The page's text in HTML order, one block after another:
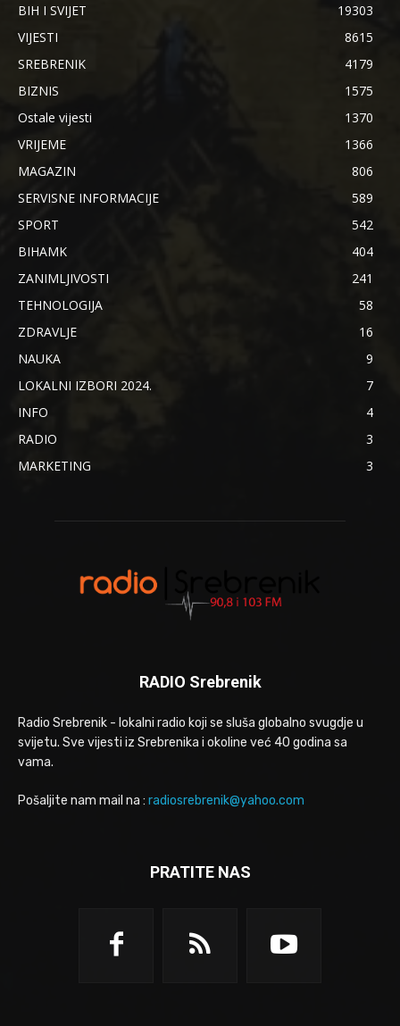
BIH I SVIJET
19303
VIJESTI
8615
SREBRENIK
4179
BIZNIS
1575
Ostale vijesti
1370
VRIJEME
1366
MAGAZIN
806
SERVISNE INFORMACIJE
589
SPORT
542
BIHAMK
404
ZANIMLJIVOSTI
241
TEHNOLOGIJA
58
ZDRAVLJE
16
NAUKA
9
LOKALNI IZBORI 2024.
7
INFO
4
RADIO
3
MARKETING
3
RADIO Srebrenik
Radio Srebrenik - lokalni radio koji se sluša globalno svugdje u
svijetu. Sve vijesti iz Srebrenika i okoline već 40 godina sa
vama.
Pošaljite nam mail na : radiosrebrenik@yahoo.com
PRATITE NAS